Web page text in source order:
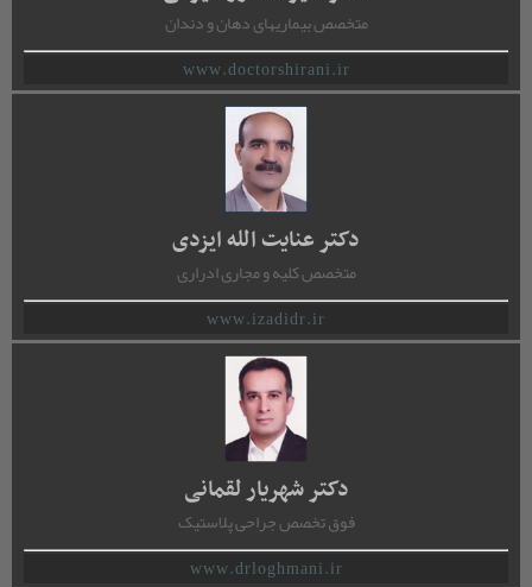
متخصص بیماریهای دهان و دندان
www.doctorshirani.ir
دکتر عنایت الله ایزدی
متخصص کلیه و مجاری ادراری
www.izadidr.ir
دکتر شهریار لقمانی
فوق تخصص جراحی پلاستیک
www.drloghmani.ir